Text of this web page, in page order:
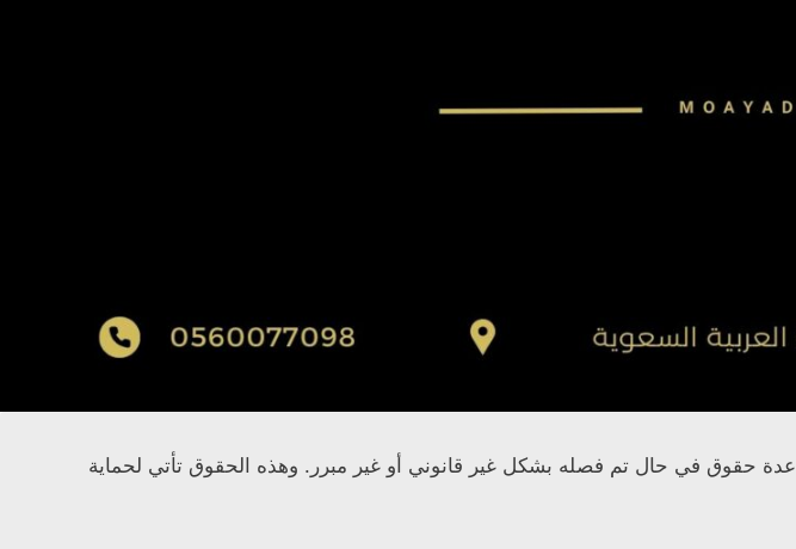
عدة حقوق في حال تم فصله بشكل غير قانوني أو غير مبرر. وهذه الحقوق تأتي لحماية